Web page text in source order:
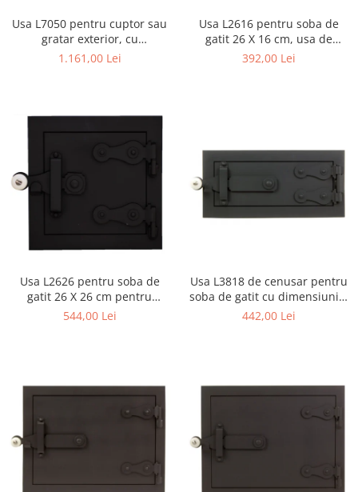
Usa L7050 pentru cuptor sau
gratar exterior, cu
dimensiunile 70 x 50 cm
1.161,00 Lei
Usa L2616 pentru soba de
gatit 26 X 16 cm, usa de
cenusar
392,00 Lei
Usa L2626 pentru soba de
gatit 26 X 26 cm pentru
alimentarea focarului
544,00 Lei
Usa L3818 de cenusar pentru
soba de gatit cu dimensiunile
38 X 18 cm
442,00 Lei